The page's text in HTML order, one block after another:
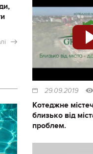
29.09.2019
Котеджне
близько від
проблем.